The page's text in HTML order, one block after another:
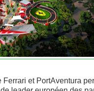
et PortAventura